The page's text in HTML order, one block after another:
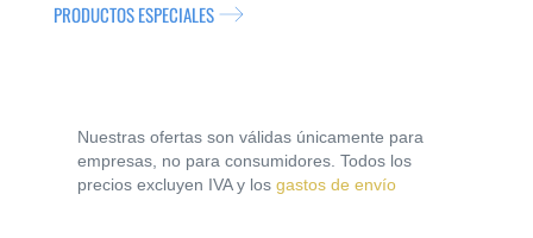
PRODUCTOS ESPECIALES
Nuestras ofertas son válidas únicamente para
empresas, no para consumidores. Todos los
precios excluyen IVA y los gastos de envío